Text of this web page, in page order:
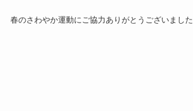
春のさわやか運動にご協力ありがとうございました